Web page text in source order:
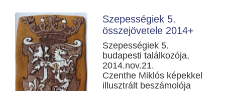
Szepességiek 5.
összejövetele 2014+
Szepességiek 5.
budapesti találkozója,
2014.nov.21.
Czenthe Miklós képekkel
illusztrált beszámolója